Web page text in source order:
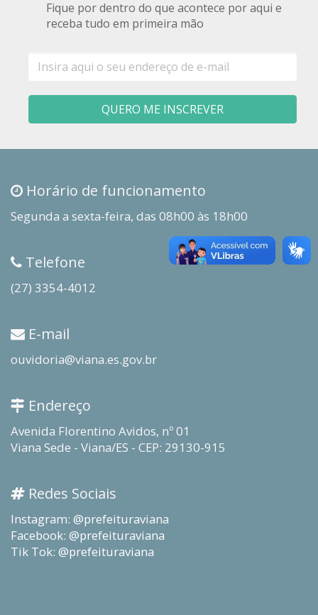
Fique por dentro do que acontece por aqui e
receba tudo em primeira mão
mail
QUERO ME INSCREVER
Horário de funcionamento
Segunda a sexta-feira, das 08h00 às 18h00
Telefone
(27) 3354-4012
E-mail
ouvidoria@viana.es.gov.br
Endereço
Avenida Florentino Avidos, nº 01
Viana Sede - Viana/ES - CEP: 29130-915
Redes Sociais
Instagram: @prefeituraviana
Facebook: @prefeituraviana
Tik Tok: @prefeituraviana